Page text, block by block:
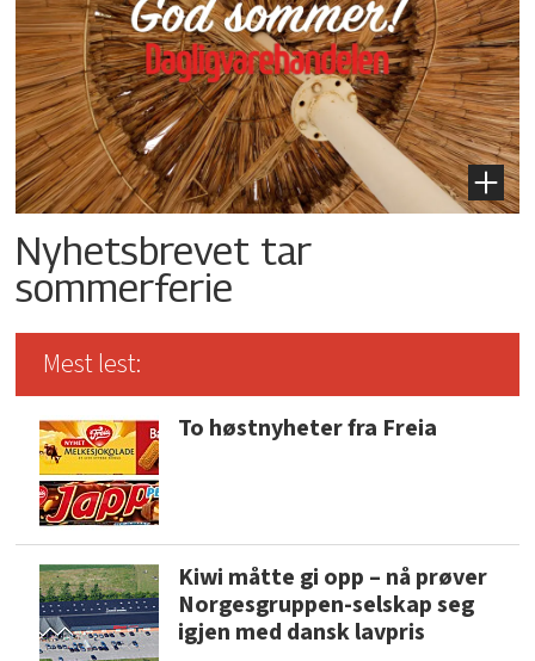
Nyhetsbrevet tar
sommerferie
Mest lest:
To høstnyheter fra Freia
Kiwi måtte gi opp – nå prøver
Norgesgruppen-selskap seg
igjen med dansk lavpris